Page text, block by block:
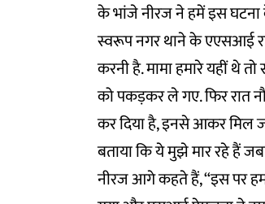
के भांजे नीरज ने हमें इस घटना
स्वरूप नगर थाने के एएसआई
करनी है. मामा हमारे यहीं थे
को पकड़कर ले गए. फिर रात
कर दिया है, इनसे आकर मिल
बताया कि ये मुझे मार रहे हैं
नीरज आगे कहते हैं, “इस पर